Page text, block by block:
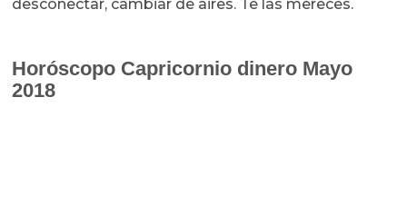
desconectar, cambiar de aires. Te las mereces.
Horóscopo Capricornio dinero Mayo
2018